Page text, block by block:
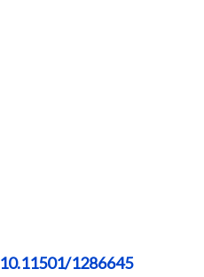
10.11501/1286645